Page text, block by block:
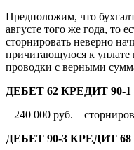
Предположим, что
августе того же года, то
сторнировать неверно
причитающуюся к уплате
проводки с верными
ДЕБЕТ 62 КРЕДИТ 90-1
– 240 000 руб. –
ДЕБЕТ 90-3 КРЕДИТ 68